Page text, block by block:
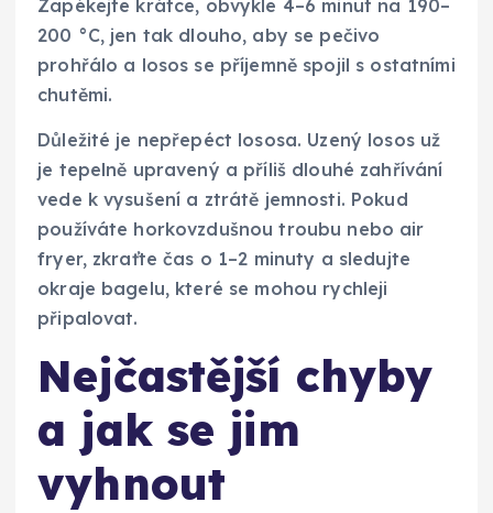
Zapékejte krátce, obvykle 4–6 minut na 190–
200 °C, jen tak dlouho, aby se pečivo
prohřálo a losos se příjemně spojil s ostatními
chutěmi.
Důležité je nepřepéct lososa. Uzený losos už
je tepelně upravený a příliš dlouhé zahřívání
vede k vysušení a ztrátě jemnosti. Pokud
používáte horkovzdušnou troubu nebo air
fryer, zkraťte čas o 1–2 minuty a sledujte
okraje bagelu, které se mohou rychleji
připalovat.
Nejčastější chyby
a jak se jim
vyhnout